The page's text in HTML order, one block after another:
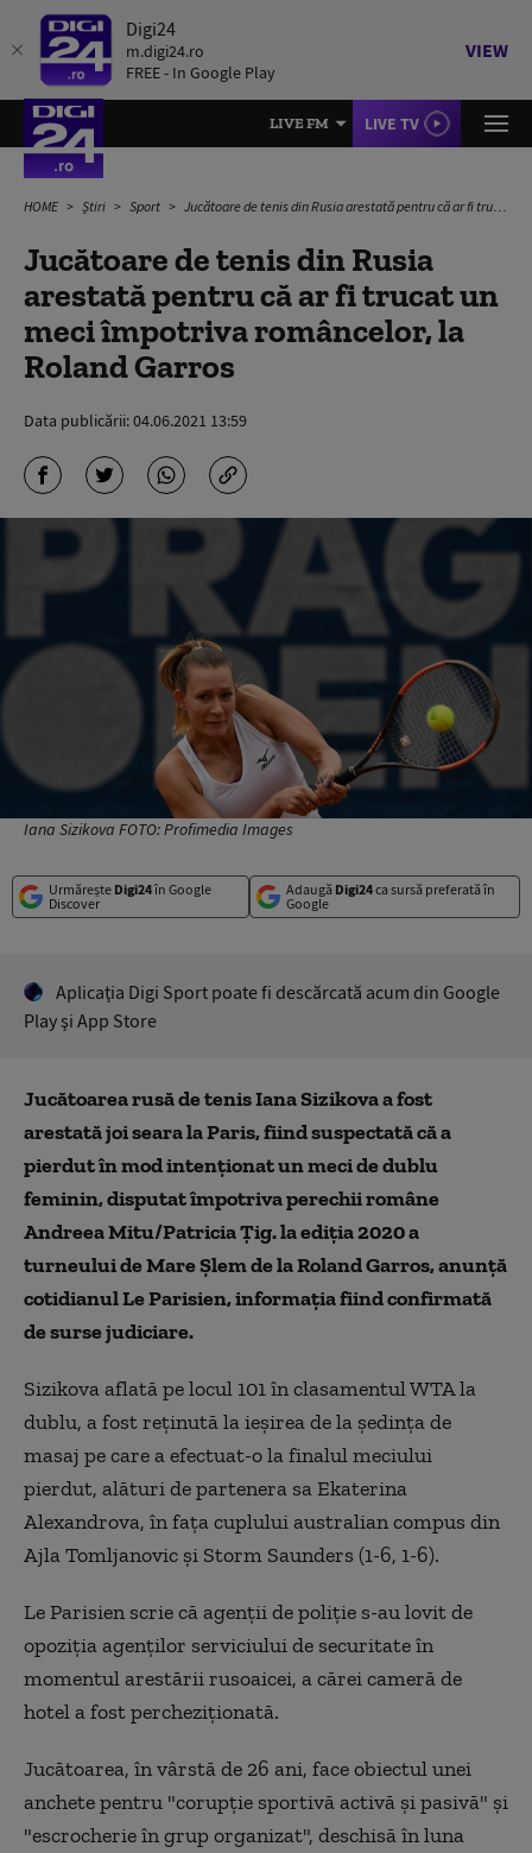
Digi24
m.digi24.ro
FREE - In Google Play
VIEW
LIVE FM LIVE TV
HOME Știri Sport Jucătoare de tenis din Rusia arestată pentru că ar fi trucat un meci împotriva româncelor, la Roland Garros
Jucătoare de tenis din Rusia
arestată pentru că ar fi trucat un
meci împotriva româncelor, la
Roland Garros
Data publicării:04.06.2021 13:59
Iana Sizikova FOTO: Profimedia Images
Urmărește Digi24în Google
Discover
Adaugă Digi24ca sursă preferată în
Google
Aplicaţia Digi Sport poate fi descărcată acum din Google
Play şi App Store
Jucătoarea rusă de tenis Iana Sizikova a fost
arestată joi seara la Paris, fiind suspectată că a
pierdut în mod intenţionat un meci de dublu
feminin, disputat împotriva perechii române
Andreea Mitu/Patricia Țig. la ediţia 2020 a
turneului de Mare Şlem de la Roland Garros, anunţă
cotidianul Le Parisien, informaţia fiind confirmată
de surse judiciare.
Sizikova aflată pe locul 101 în clasamentul WTA la
dublu, a fost reţinută la ieşirea de la şedinţa de
masaj pe care a efectuat-o la finalul meciului
pierdut, alături de partenera sa Ekaterina
Alexandrova, în faţa cuplului australian compus din
Ajla Tomljanovic şi Storm Saunders (1-6, 1-6).
Le Parisien scrie că agenţii de poliţie s-au lovit de
opoziţia agenţilor serviciului de securitate în
momentul arestării rusoaicei, a cărei cameră de
hotel a fost percheziţionată.
Jucătoarea, în vârstă de 26 ani, face obiectul unei
anchete pentru "corupţie sportivă activă şi pasivă" şi
"escrocherie în grup organizat", deschisă în luna